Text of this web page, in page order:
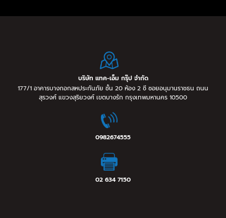
บริษัท แทค-เอ็ม กรุ๊ป จำกัด
177/1 อาคารบางกอกสหประกันภัย ชั้น 20 ห้อง 2 ซี ซอยอนุมานราชธน ถนน
สุรวงศ์ แขวงสุริยวงศ์ เขตบางรัก กรุงเทพมหานคร 10500
0982674555
02 634 7150